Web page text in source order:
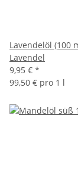
Lavendelöl (100
Lavendel
9,95 € *
99,50 € pro 1 l